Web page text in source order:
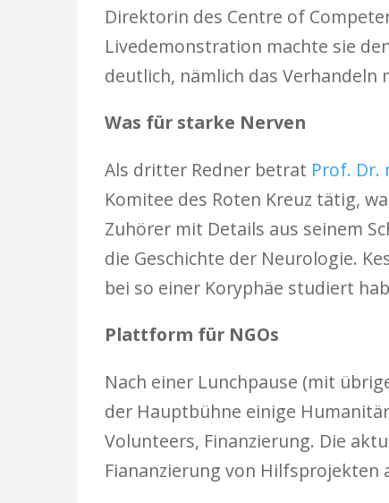
Direktorin des Centre of
Livedemonstration machte sie
deutlich, nämlich das Verhandeln
Was für starke Nerven
Als dritter Redner betrat Prof. Dr.
Komitee des Roten Kreuz tätig,
Zuhörer mit Details aus seinem
die Geschichte der Neurologie.
bei so einer Koryphäe studiert
Plattform für NGOs
Nach einer Lunchpause (mit
der Hauptbühne einige
Volunteers, Finanzierung. Die
Fiananzierung von Hilfsprojekten